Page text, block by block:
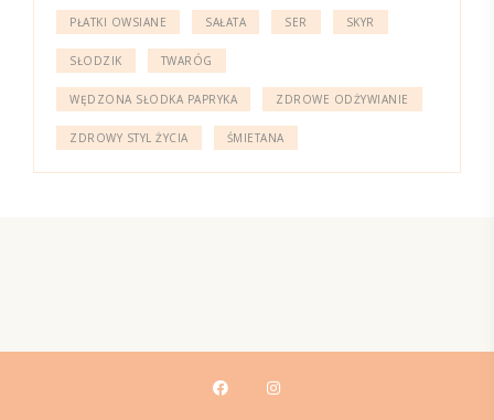
PŁATKI OWSIANE SAŁATA SER SKYR
SŁODZIK TWARÓG
WĘDZONA SŁODKA PAPRYKA ZDROWE ODŻYWIANIE
ZDROWY STYL ŻYCIA ŚMIETANA